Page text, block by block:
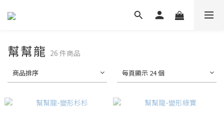
幫幫龍 26 件商品
商品排序 每頁顯示 24 個